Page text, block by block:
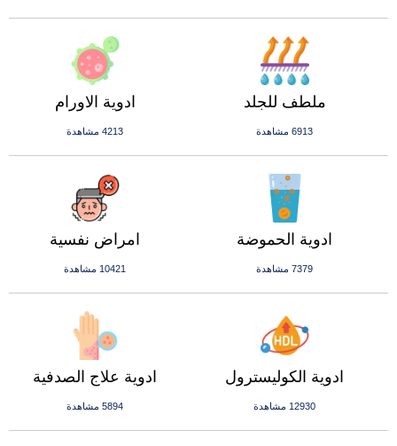
ادوية الاورام
4213 مشاهدة
ملطف للجلد
6913 مشاهدة
امراض نفسية
10421 مشاهدة
ادوية الحموضة
7379 مشاهدة
ادوية علاج الصدفية
5894 مشاهدة
ادوية الكوليسترول
12930 مشاهدة